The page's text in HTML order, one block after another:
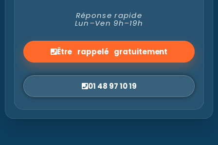
Réponse rapide
Lun–Ven 9h–19h
Être rappelé gratuitement
01 48 97 10 19